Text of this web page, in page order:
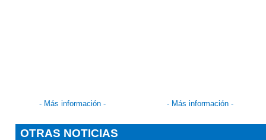
- Más información - - Más información -
OTRAS NOTICIAS